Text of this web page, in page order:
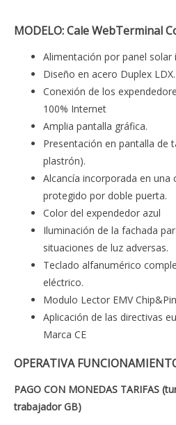
MODELO: Cale WebTerminal
Alimentación por panel solar
Diseño en acero Duplex LDX.
Conexión de los
100% Internet
Amplia pantalla gráfica.
Presentación en pantalla de
plastrón).
Alcancía incorporada en una
protegido por doble puerta.
Color del expendedor azul
Iluminación de la fachada
situaciones de luz adversas.
Teclado alfanumérico
eléctrico.
Modulo Lector EMV Chip&Pin
Aplicación de las directivas
Marca CE
OPERATIVA
PAGO CON MONEDAS TARIFAS
trabajador GB)